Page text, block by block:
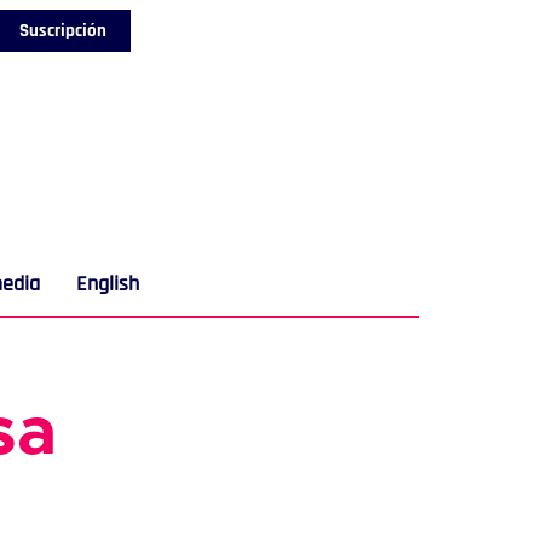
Suscripción
English